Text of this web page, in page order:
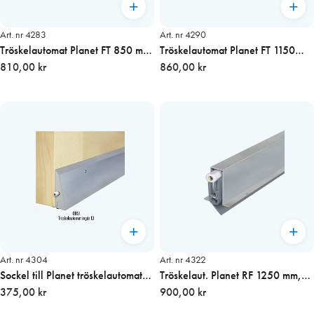
Art. nr 4283
Tröskelautomat Planet FT 850 mm,
48 dB
810,00 kr
Art. nr 4290
Tröskelautomat Planet FT 1150
mm, 48 dB
860,00 kr
Art. nr 4304
Sockel till Planet tröskelautomat
FT och RF 1150mm
375,00 kr
Art. nr 4322
Tröskelaut. Planet RF 1250 mm,
ojämna golv VÄNSTER
900,00 kr